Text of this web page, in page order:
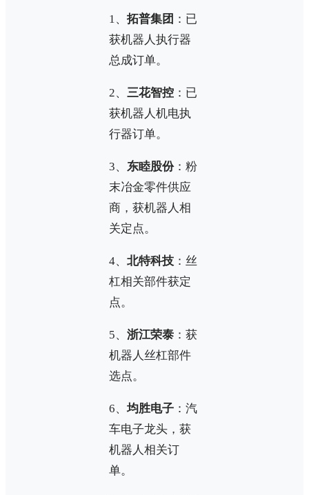
1、 拓普集团 ：已
获机器人执行器
总成订单。
2、 三花智控 ：已
获机器人机电执
行器订单。
3、 东睦股份：粉
末冶金零件供应
商，获机器人相
关定点。
4、 北特科技 ：丝
杠相关部件获定
点。
5、 浙江荣泰 ：获
机器人丝杠部件
选点。
6、 均胜电子 ：汽
车电子龙头，获
机器人相关订
单。